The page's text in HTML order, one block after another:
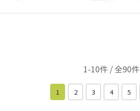
1-10件 / 全90件
1 2 3 4 5